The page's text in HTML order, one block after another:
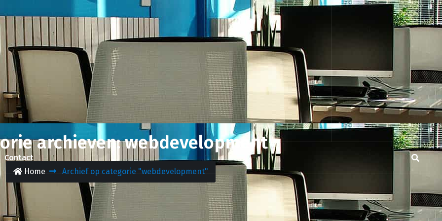
Contact
archieven: webdevelopment
Home Archief op categorie "webdevelopment"